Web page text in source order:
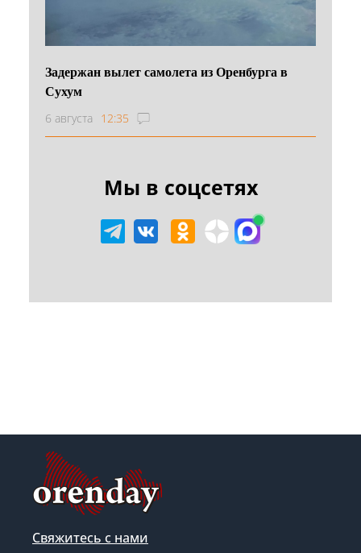
Задержан вылет самолета из Оренбурга в
Сухум
6 августа 12:35
Мы в соцсетях
Свяжитесь с нами